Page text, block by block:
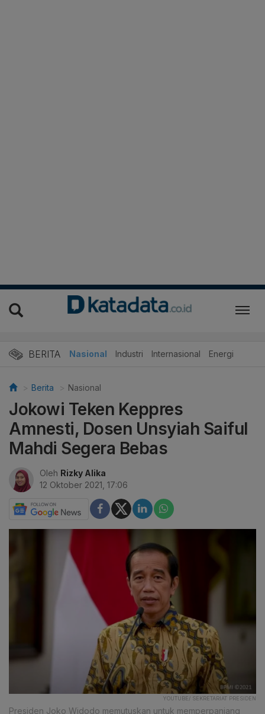
BERITA Nasional Industri Internasional Energi
Berita Nasional
Jokowi Teken Keppres
Amnesti, Dosen Unsyiah Saiful
Mahdi Segera Bebas
Oleh Rizky Alika
12 Oktober 2021, 17:06
YOUTUBE/ SEKRETARIAT PRESIDEN
Presiden Joko Widodo memutuskan untuk memperpanjang